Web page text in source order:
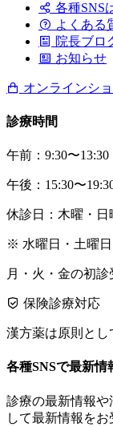
各種SNS
よくある
院長ブロ
お知らせ
オンラインシ
診療時間
午前：9:30〜13:30
午後：15:30〜
休診日：木曜・日
※ 水曜日・土曜日
月・火・金の初診
保険診療対応
漢方薬は原則とし
各種SNSで最新情
診療の最新情報や
して最新情報をお